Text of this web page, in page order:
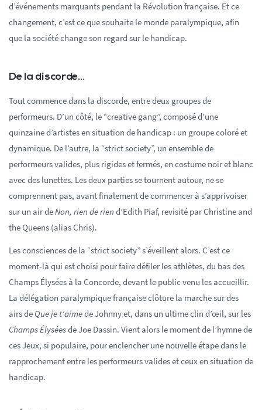
d’événements marquants pendant la Révolution française. Et ce
changement, c’est ce que souhaite le monde paralympique, afin
que la société change son regard sur le handicap.
De la discorde…
Tout commence dans la discorde, entre deux groupes de
performeurs. D’un côté, le “creative gang”, composé d’une
quinzaine d’artistes en situation de handicap : un groupe coloré et
dynamique. De l’autre, la “strict society”, un ensemble de
performeurs valides, plus rigides et fermés, en costume noir et blanc
avec des lunettes. Les deux parties se tournent autour, ne se
comprennent pas, avant finalement de commencer à s’apprivoiser
sur un air deNon, rien de rien d’Edith Piaf, revisité par Christine and
the Queens (alias Chris).
Les consciences de la “strict society” s’éveillent alors. C’est ce
moment-là qui est choisi pour faire défiler les athlètes, du bas des
Champs Élysées à la Concorde, devant le public venu les accueillir.
La délégation paralympique française clôture la marche sur des
airs de Que je t’aimede Johnny et, dans un ultime clin d’œil, sur les
Champs Élyséesde Joe Dassin. Vient alors le moment de l’hymne de
ces Jeux, si populaire, pour enclencher une nouvelle étape dans le
rapprochement entre les performeurs valides et ceux en situation de
handicap.